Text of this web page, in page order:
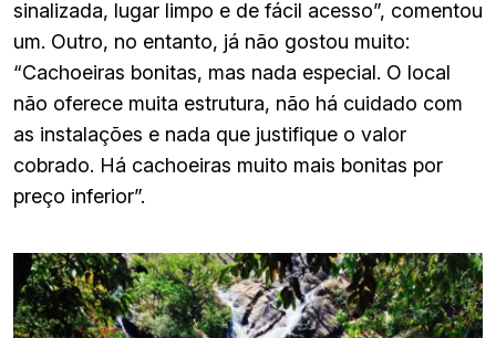
sinalizada, lugar limpo e de fácil acesso”, comentou
um. Outro, no entanto, já não gostou muito:
“Cachoeiras bonitas, mas nada especial. O local
não oferece muita estrutura, não há cuidado com
as instalações e nada que justifique o valor
cobrado. Há cachoeiras muito mais bonitas por
preço inferior”.